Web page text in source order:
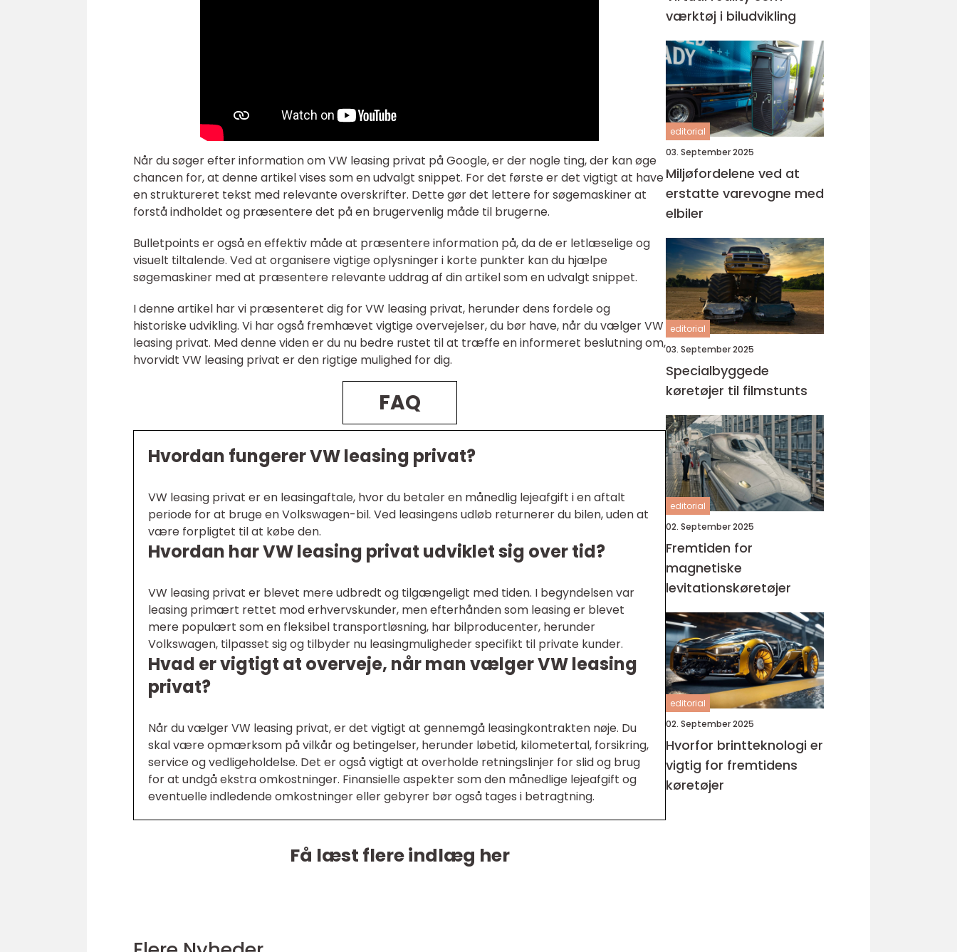
Når du søger efter information om VW leasing privat på Google, er der nogle ting, der kan øge
chancen for, at denne artikel vises som en udvalgt snippet. For det første er det vigtigt at have
en struktureret tekst med relevante overskrifter. Dette gør det lettere for søgemaskiner at
forstå indholdet og præsentere det på en brugervenlig måde til brugerne.
Bulletpoints er også en effektiv måde at præsentere information på, da de er letlæselige og
visuelt tiltalende. Ved at organisere vigtige oplysninger i korte punkter kan du hjælpe
søgemaskiner med at præsentere relevante uddrag af din artikel som en udvalgt snippet.
I denne artikel har vi præsenteret dig for VW leasing privat, herunder dens fordele og
historiske udvikling. Vi har også fremhævet vigtige overvejelser, du bør have, når du vælger VW
leasing privat. Med denne viden er du nu bedre rustet til at træffe en informeret beslutning om,
hvorvidt VW leasing privat er den rigtige mulighed for dig.
FAQ
Hvordan fungerer VW leasing privat?
VW leasing privat er en leasingaftale, hvor du betaler en månedlig lejeafgift i en aftalt
periode for at bruge en Volkswagen-bil. Ved leasingens udløb returnerer du bilen, uden at
være forpligtet til at købe den.
Hvordan har VW leasing privat udviklet sig over tid?
VW leasing privat er blevet mere udbredt og tilgængeligt med tiden. I begyndelsen var
leasing primært rettet mod erhvervskunder, men efterhånden som leasing er blevet
mere populært som en fleksibel transportløsning, har bilproducenter, herunder
Volkswagen, tilpasset sig og tilbyder nu leasingmuligheder specifikt til private kunder.
Hvad er vigtigt at overveje, når man vælger VW leasing
privat?
Når du vælger VW leasing privat, er det vigtigt at gennemgå leasingkontrakten nøje. Du
skal være opmærksom på vilkår og betingelser, herunder løbetid, kilometertal, forsikring,
service og vedligeholdelse. Det er også vigtigt at overholde retningslinjer for slid og brug
for at undgå ekstra omkostninger. Finansielle aspekter som den månedlige lejeafgift og
eventuelle indledende omkostninger eller gebyrer bør også tages i betragtning.
Få læst flere indlæg her
værktøj i biludvikling
editorial
03. September 2025
Miljøfordelene ved at
erstatte varevogne med
elbiler
editorial
03. September 2025
Specialbyggede
køretøjer til filmstunts
editorial
02. September 2025
Fremtiden for
magnetiske
levitationskøretøjer
editorial
02. September 2025
Hvorfor brintteknologi er
vigtig for fremtidens
køretøjer